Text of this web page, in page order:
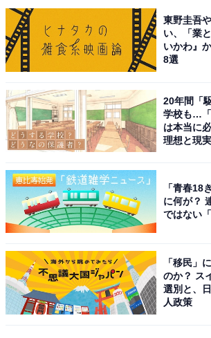
すると、売上の一部がオールアバウト
があります。
この記事の執筆者：
いもの部
Amazonのセール商品から売れ筋ランキングま
のがもっと楽しく、もっとお得になる情報をお
る独自レビューなど、ここでしか手に入らない情
こちらもおすすめ
【楽天トラベルセール】「
隠れ宿で贅沢時間【11月28
東野圭吾
い、「業
いかわ』
8選
20年間「
学校も…「
は本当に
理想と現実
「青春18
に何が？
ではない
「移民」
のか？ ス
選別と、
人政策